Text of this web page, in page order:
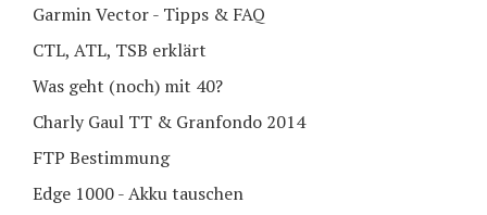
Garmin Vector - Tipps & FAQ
CTL, ATL, TSB erklärt
Was geht (noch) mit 40?
Charly Gaul TT & Granfondo 2014
FTP Bestimmung
Edge 1000 - Akku tauschen